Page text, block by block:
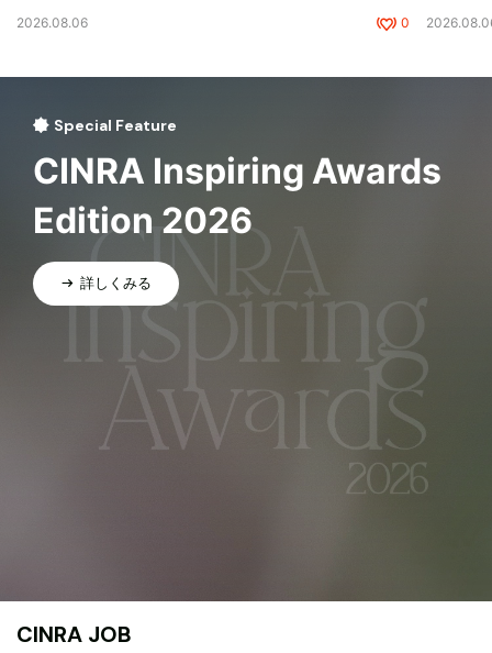
2026.08.06 0
Special Feature
CINRA Inspiring Awards
Edition 2026
詳しくみる
CINRA JOB